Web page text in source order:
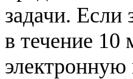
задачи. Если
в течение 10
электронную